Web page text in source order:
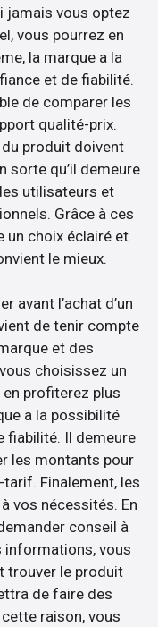
jamais vous optez
vous pourrez en
la marque a la
et de fiabilité.
de comparer les
qualité-prix.
produit doivent
sorte qu’il demeure
utilisateurs et
Grâce à ces
un choix éclairé et
le mieux.
avant l’achat d’un
de tenir compte
et des
choisissez un
profiterez plus
a la possibilité
fiabilité. Il demeure
les montants pour
Finalement, les
vos nécessités. En
conseil à
informations, vous
trouver le produit
de faire des
raison, vous